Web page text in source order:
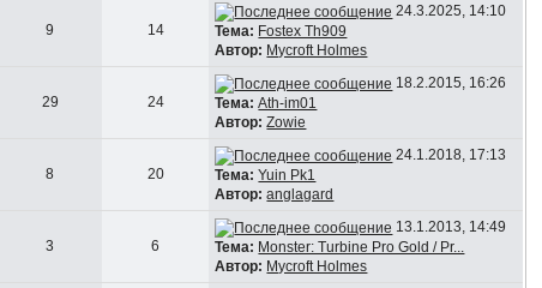
9 14
24.3.2025, 14:10
Тема: Fostex Th909
Автор: Mycroft Holmes
29 24
18.2.2015, 16:26
Тема: Ath-im01
Автор: Zowie
8 20
24.1.2018, 17:13
Тема: Yuin Pk1
Автор: anglagard
3 6
13.1.2013, 14:49
Тема: Monster: Turbine Pro Gold / Pr...
Автор: Mycroft Holmes